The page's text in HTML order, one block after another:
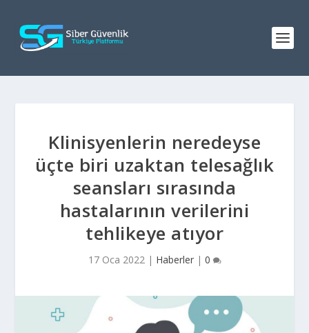
Klinisyenlerin neredeyse
üçte biri uzaktan telesağlık
seansları sırasında
hastalarının verilerini
tehlikeye atıyor
17 Oca 2022| Haberler| 0